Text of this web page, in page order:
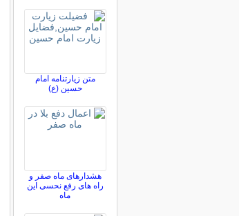
متن زیارتنامه امام
حسین (ع)
هشدارهای ماه صفر و
راه های رفع نحسی این
ماه